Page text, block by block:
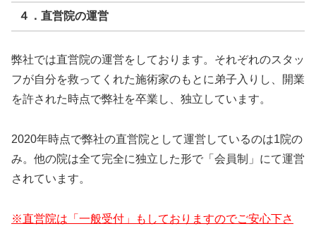
４．直営院の運営
弊社では直営院の運営をしております。それぞれのスタッ
フが自分を救ってくれた施術家のもとに弟子入りし、開業
を許された時点で弊社を卒業し、独立しています。
2020年時点で弊社の直営院として運営しているのは1院の
み。他の院は全て完全に独立した形で「会員制」にて運営
されています。
※直営院は「一般受付」もしておりますのでご安心下さ